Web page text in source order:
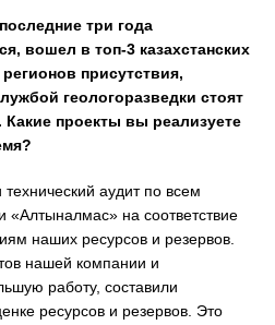
три года
вошел в топ-3 казахстанских
присутствия,
геологоразведки стоят
проекты вы реализуете
аудит по всем
на соответствие
наших ресурсов и резервов.
нашей компании и
работу, составили
ресурсов и резервов. Это